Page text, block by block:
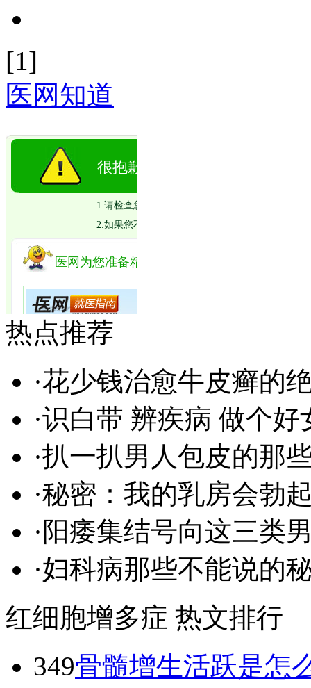
[1]
医网知道
热点推荐
·花少钱治愈牛皮癣的
·识白带 辨疾病 做个好
·扒一扒男人包皮的那
·秘密：我的乳房会勃
· 阳痿集结号向这三类
·妇科病那些不能说的
红细胞增多症 热文排行
349骨髓增生活跃是怎